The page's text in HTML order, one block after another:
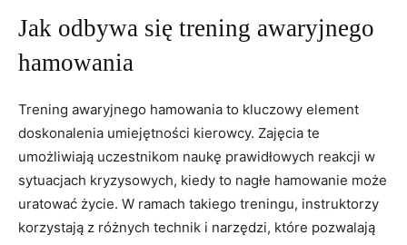
Jak odbywa się trening ⁣awaryjnego
hamowania
Trening‍ awaryjnego hamowania to kluczowy⁢ element
doskonalenia umiejętności‌ kierowcy.⁢ Zajęcia te
umożliwiają ⁤uczestnikom naukę prawidłowych​ reakcji w
sytuacjach kryzysowych, kiedy to nagłe hamowanie może
uratować życie. W ramach takiego treningu, instruktorzy
korzystają z różnych technik i narzędzi, które pozwalają